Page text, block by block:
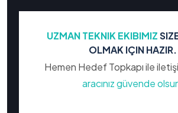
UZMAN TEKNIK EKIBIMIZ
OLMAK IÇIN HAZIR.
Hemen Hedef Topkapı ile
aracınız güvende